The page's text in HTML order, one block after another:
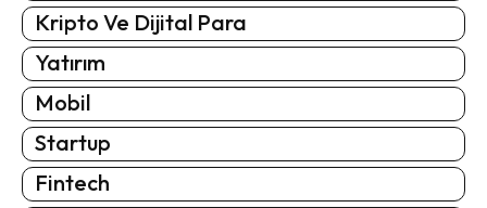
Kripto Ve Dijital Para
Yatırım
Mobil
Startup
Fintech